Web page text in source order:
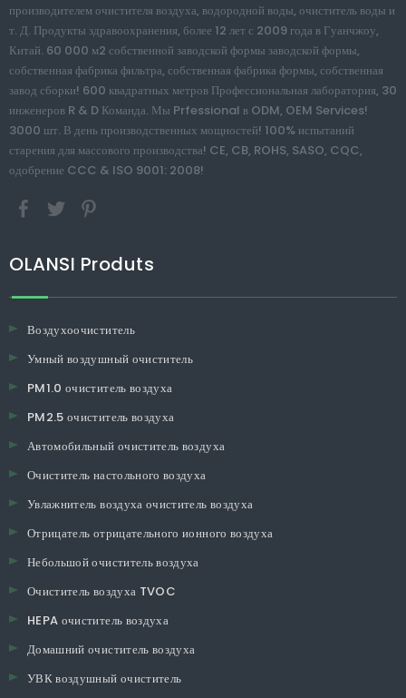
производителем очистителя воздуха, водородной воды, очиститель воды и
т. Д. Продукты здравоохранения, более 12 лет с 2009 года в Гуанчжоу,
Китай. 60 000 м2 собственной заводской формы заводской формы,
собственная фабрика фильтра, собственная фабрика формы, собственная
завод сборки! 600 квадратных метров Профессиональная лаборатория, 30
инженеров R & D Команда. Мы Prfessional в ODM, OEM Services!
3000 шт. В день производственных мощностей! 100% испытаний
старения для массового производства! CE, CB, ROHS, SASO, CQC,
одобрение CCC & ISO 9001: 2008!
OLANSI Produts
Воздухоочиститель
Умный воздушный очиститель
PM1.0 очиститель воздуха
PM2.5 очиститель воздуха
Автомобильный очиститель воздуха
Очиститель настольного воздуха
Увлажнитель воздуха очиститель воздуха
Отрицатель отрицательного ионного воздуха
Небольшой очиститель воздуха
Очиститель воздуха TVOC
HEPA очиститель воздуха
Домашний очиститель воздуха
УВК воздушный очиститель